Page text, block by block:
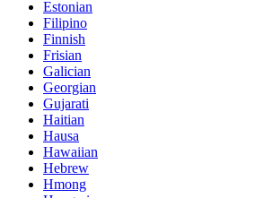
Estonian
Filipino
Finnish
Frisian
Galician
Georgian
Gujarati
Haitian
Hausa
Hawaiian
Hebrew
Hmong